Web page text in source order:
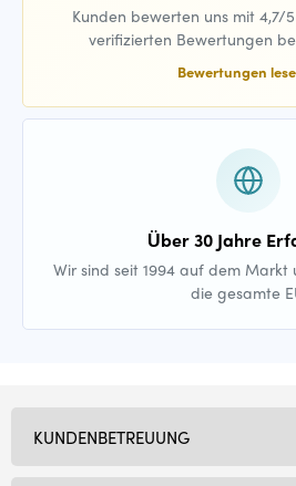
Kunden bewerten uns mit 4,7/
verifizierten Bewertungen
Bewertungen
Über 30 Jahre
Wir sind seit 1994 auf dem Markt
die gesamte
KUNDENBETREUUNG